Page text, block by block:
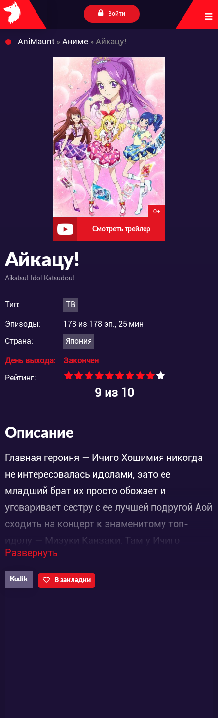
Войти
AniMaunt » Аниме » Айкацу!
0+
Смотреть трейлер
Айкацу!
Aikatsu! Idol Katsudou!
Тип: ТВ
Эпизоды:
178 из 178 эп., 25 мин
Страна:
Япония
День выхода:
Закончен
Рейтинг:
9 из 10
Описание
Главная героиня — Ичиго Хошимия никогда
не интересовалась идолами, зато ее
младший брат их просто обожает и
уговаривает сестру с ее лучшей подругой Аой
сходить на концерт к знаменитому топ-
идолу — Мизуки Канзаки. Там у Ичиго
рождается новая мечта — поступить в
академию для идолов вместе с Аой и
выступать на одной сцене с Мизуки. Сможет
Развернуть
Kodik В закладки